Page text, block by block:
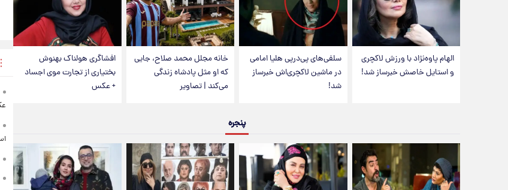
الهام پاوه‌نژاد با ورزش لاکچری
و استایل خاصش خبرساز شد!
سلفی‌های پی‌درپی هلیا امامی
در ماشین لاکچری‌اش خبرساز
شد!
خانه مجلل محمد صلاح، جایی
که او مثل پادشاه زندگی
می‌کند | تصاویر
افشاگری هولناک بهنوش
بختیاری از تجارت موی اجساد
+ عکس
پنجره